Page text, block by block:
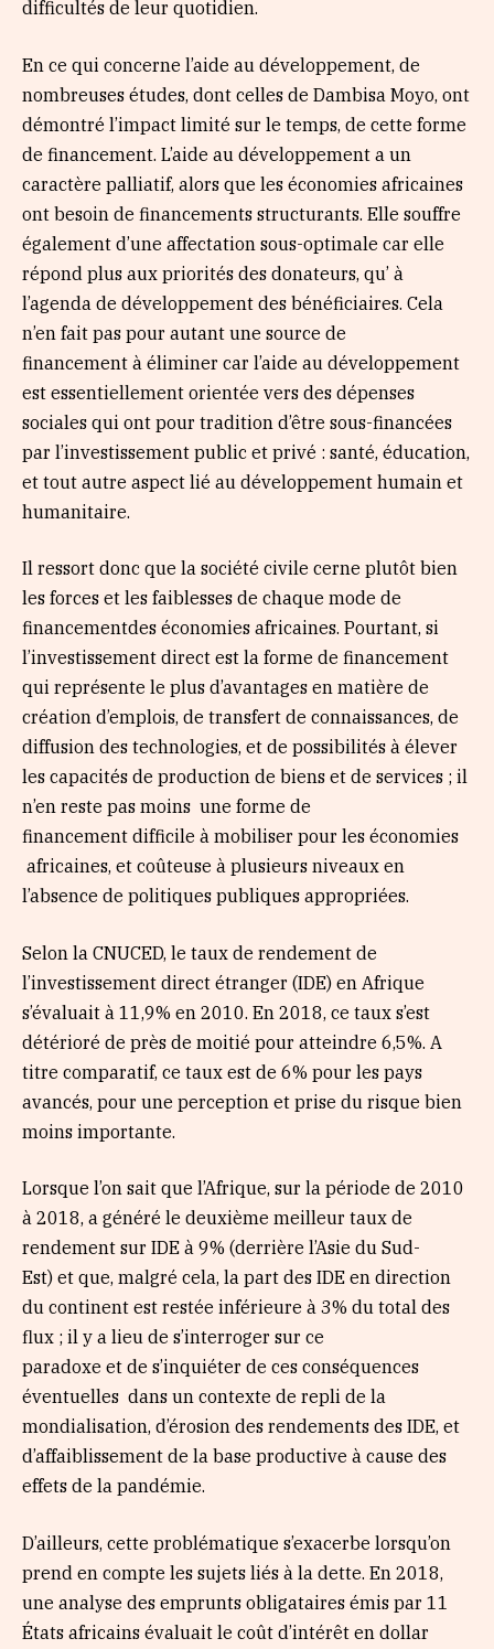
difficultés de leur quotidien.
En ce qui concerne l’aide au développement, de
nombreuses études, dont celles de Dambisa Moyo, ont
démontré l’impact limité sur le temps, de cette forme
de financement. L’aide au développement a un
caractère palliatif, alors que les économies africaines
ont besoin de financements structurants. Elle souffre
également d’une affectation sous-optimale car elle
répond plus aux priorités des donateurs, qu’ à
l’agenda de développement des bénéficiaires. Cela
n’en fait pas pour autant une source de
financement à éliminer car l’aide au développement
est essentiellement orientée vers des dépenses
sociales qui ont pour tradition d’être sous-financées
par l’investissement public et privé : santé, éducation,
et tout autre aspect lié au développement humain et
humanitaire.
Il ressort donc que la société civile cerne plutôt bien
les forces et les faiblesses de chaque mode de
financementdes économies africaines. Pourtant, si
l’investissement direct est la forme de financement
qui représente le plus d’avantages en matière de
création d’emplois, de transfert de connaissances, de
diffusion des technologies, et de possibilités à élever
les capacités de production de biens et de services ; il
n’en reste pas moins une forme de
financement difficile à mobiliser pour les économies
africaines, et coûteuse à plusieurs niveaux en
l’absence de politiques publiques appropriées.
Selon la CNUCED, le taux de rendement de
l’investissement direct étranger (IDE) en Afrique
s’évaluait à 11,9% en 2010. En 2018, ce taux s’est
détérioré de près de moitié pour atteindre 6,5%. A
titre comparatif, ce taux est de 6% pour les pays
avancés, pour une perception et prise du risque bien
moins importante.
Lorsque l’on sait que l’Afrique, sur la période de 2010
à 2018, a généré le deuxième meilleur taux de
rendement sur IDE à 9% (derrière l’Asie du Sud-
Est) et que, malgré cela, la part des IDE en direction
du continent est restée inférieure à 3% du total des
flux ; il y a lieu de s’interroger sur ce
paradoxe et de s’inquiéter de ces conséquences
éventuelles dans un contexte de repli de la
mondialisation, d’érosion des rendements des IDE, et
d’affaiblissement de la base productive à cause des
effets de la pandémie.
D’ailleurs, cette problématique s’exacerbe lorsqu’on
prend en compte les sujets liés à la dette. En 2018,
une analyse des emprunts obligataires émis par 11
États africains évaluait le coût d’intérêt en dollar